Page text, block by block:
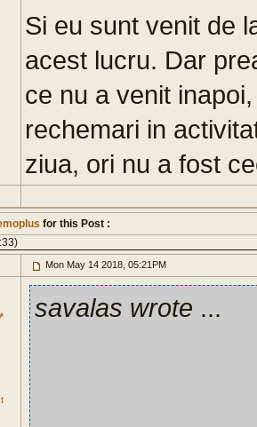
Si eu sunt venit de
acest lucru. Dar
ce nu a venit
rechemari in
ziua, ori nu a fost
for this Post :
Mon May 14 2018, 05:21PM
savalas wrote ...